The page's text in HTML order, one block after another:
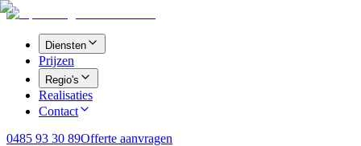
Diensten
Prijzen
Regio's
Realisaties
Contact
0485 93 30 89Offerte aanvragen